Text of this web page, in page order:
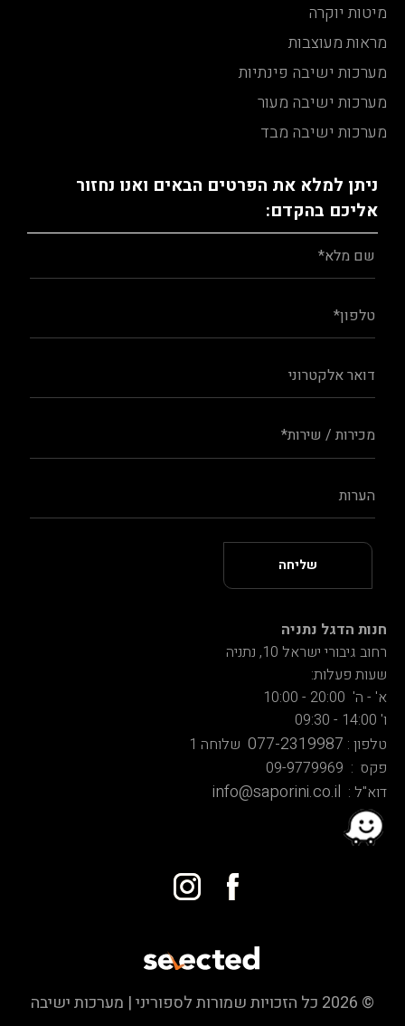
מיטות יוקרה
מראות מעוצבות
מערכות ישיבה פינתיות
מערכות ישיבה מעור
מערכות ישיבה מבד
ניתן למלא את הפרטים הבאים ואנו נחזור
אליכם בהקדם:
חנות הדגל נתניה
רחוב גיבורי ישראל 10, נתניה
שעות פעלות:
א' - ה' 20:00 - 10:00
ו' 14:00 - 09:30
טלפון : 077-2319987 שלוחה 1
פקס : 09-9779969
דוא"ל : info@saporini.co.il
© 2026 כל הזכויות שמורות לספוריני | מערכות ישיבה